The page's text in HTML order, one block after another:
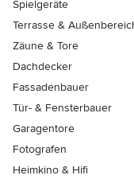
Spielgeräte
Terrasse &
Zäune & Tore
Dachdecker
Fassadenbauer
Tür- & Fensterbauer
Garagentore
Fotografen
Heimkino & Hifi